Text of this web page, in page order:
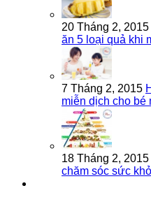
20 Tháng 2, 2015
ăn 5 loại quả khi
7 Tháng 2, 2015
miễn dịch cho bé
18 Tháng 2, 2015
chăm sóc sức